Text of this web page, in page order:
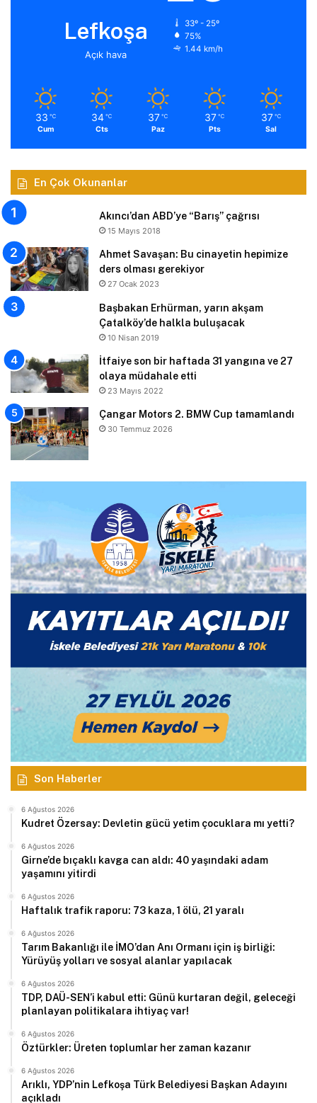
Lefkoşa
Açık hava
33º - 25º
75%
1.44 km/h
33 ℃
Cum
34 ℃
Cts
37 ℃
Paz
37 ℃
Pts
37 ℃
Sal
En Çok Okunanlar
Akıncı’dan ABD’ye “Barış” çağrısı
15 Mayıs 2018
Ahmet Savaşan: Bu cinayetin hepimize
ders olması gerekiyor
27 Ocak 2023
Başbakan Erhürman, yarın akşam
Çatalköy’de halkla buluşacak
10 Nisan 2019
İtfaiye son bir haftada 31 yangına ve 27
olaya müdahale etti
23 Mayıs 2022
Çangar Motors 2. BMW Cup tamamlandı
30 Temmuz 2026
Son Haberler
6 Ağustos 2026
Kudret Özersay: Devletin gücü yetim çocuklara mı yetti?
6 Ağustos 2026
Girne’de bıçaklı kavga can aldı: 40 yaşındaki adam
yaşamını yitirdi
6 Ağustos 2026
Haftalık trafik raporu: 73 kaza, 1 ölü, 21 yaralı
6 Ağustos 2026
Tarım Bakanlığı ile İMO’dan Anı Ormanı için iş birliği:
Yürüyüş yolları ve sosyal alanlar yapılacak
6 Ağustos 2026
TDP, DAÜ-SEN’i kabul etti: Günü kurtaran değil, geleceği
planlayan politikalara ihtiyaç var!
6 Ağustos 2026
Öztürkler: Üreten toplumlar her zaman kazanır
6 Ağustos 2026
Arıklı, YDP’nin Lefkoşa Türk Belediyesi Başkan Adayını
açıkladı